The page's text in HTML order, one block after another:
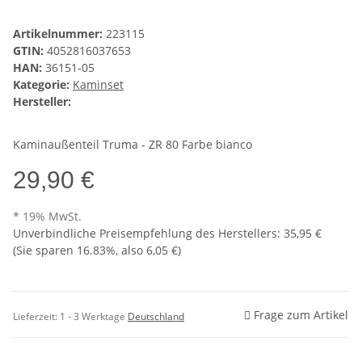
Artikelnummer: 223115
GTIN: 4052816037653
HAN: 36151-05
Kategorie: Kaminset
Hersteller:
Kaminaußenteil Truma - ZR 80 Farbe bianco
29,90 €
* 19% MwSt.
Unverbindliche Preisempfehlung des Herstellers: 35,95 €
(Sie sparen 16.83%, also 6,05 €)
Lieferzeit: 1 - 3 Werktage Deutschland Frage zum Artikel